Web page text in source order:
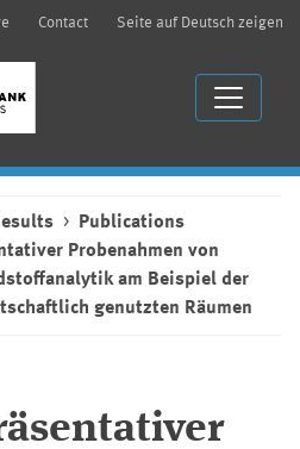
Contact Seite auf Deutsch zeigen
Publications
Probenahmen von
am Beispiel der
genutzten Räumen